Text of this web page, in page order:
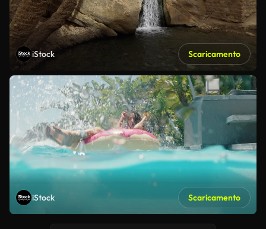
iStock Scaricamento
iStock Scaricamento